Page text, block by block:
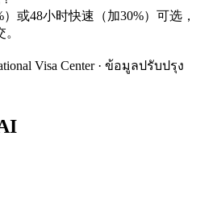
或48小时快速（加30%）可选，
Visa Center · ข้อมูลปรับปรุง